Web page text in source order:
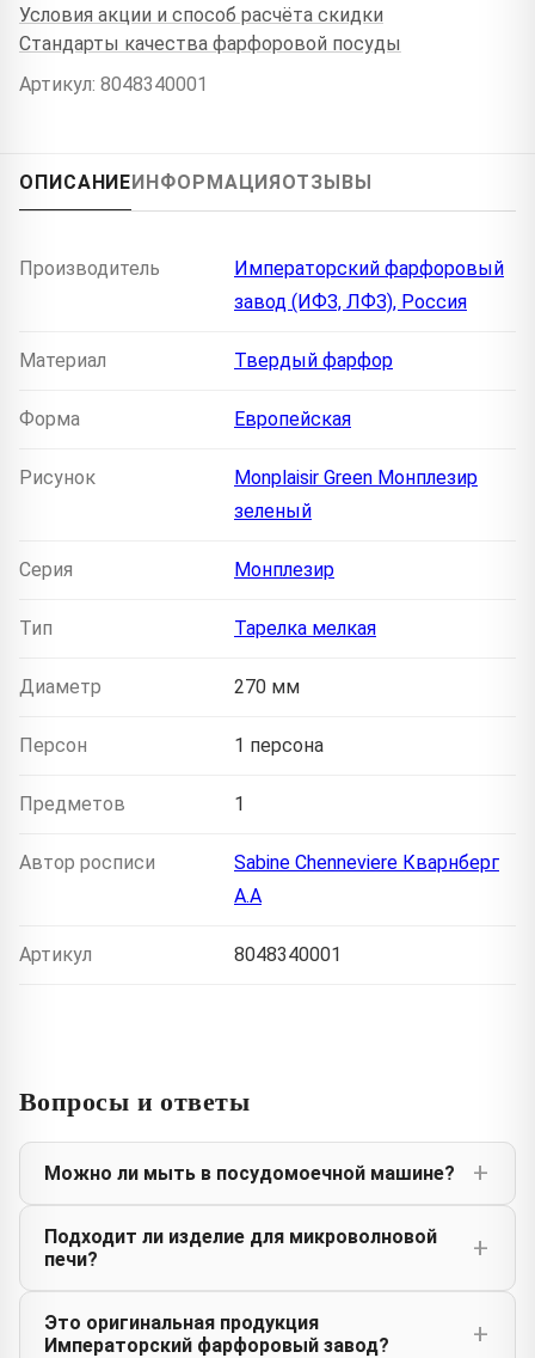
Условия акции и способ расчёта скидки
Стандарты качества фарфоровой посуды
Артикул: 8048340001
ОПИСАНИЕИНФОРМАЦИЯОТЗЫВЫ
Производитель
Императорский фарфоровый
завод (ИФЗ, ЛФЗ), Россия
Материал Твердый фарфор
Форма Европейская
Рисунок
Monplaisir Green Монплезир
зеленый
Серия Монплезир
Тип Тарелка мелкая
Диаметр 270 мм
Персон 1 персона
Предметов 1
Автор росписи
Sabine Chenneviere Кварнберг
А.А
Артикул 8048340001
Вопросы и ответы
Можно ли мыть в посудомоечной машине?
Подходит ли изделие для микроволновой
печи?
Это оригинальная продукция
Императорский фарфоровый завод?